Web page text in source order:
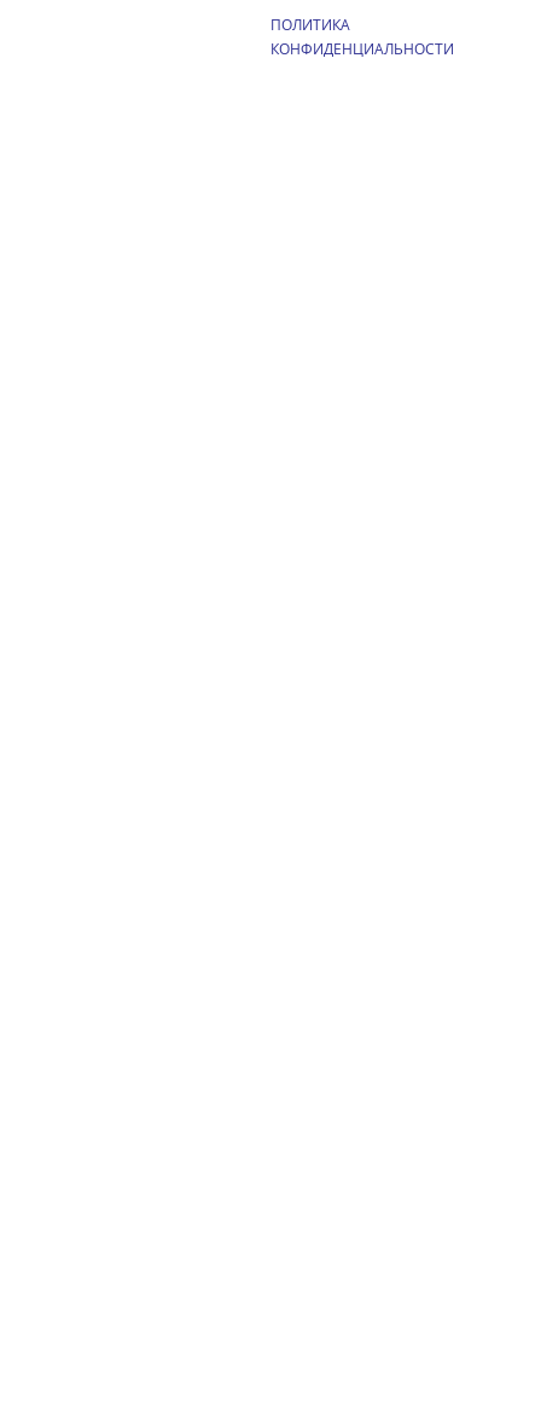
ПОЛИТИКА
КОНФИДЕНЦИАЛЬНОСТИ